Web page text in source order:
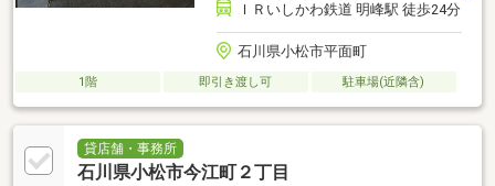
ＩＲいしかわ鉄道 明峰駅 徒歩24分
石川県小松市平面町
1階 即引き渡し可 駐車場(近隣含)
貸店舗・事務所
石川県小松市今江町２丁目